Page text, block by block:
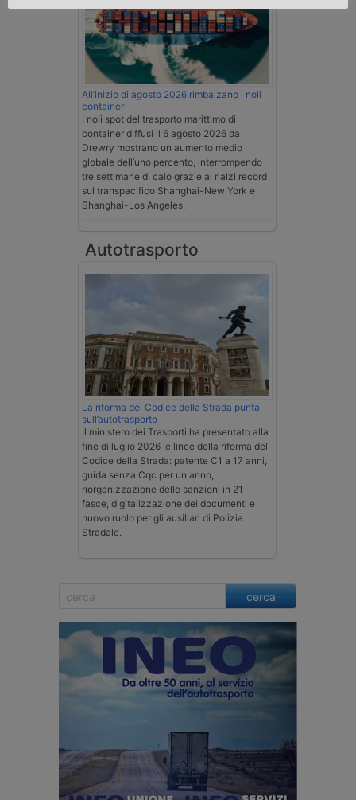
All’inizio di agosto 2026 rimbalzano i noli
container
I noli spot del trasporto marittimo di
container diffusi il 6 agosto 2026 da
Drewry mostrano un aumento medio
globale dell’uno percento, interrompendo
tre settimane di calo grazie ai rialzi record
sul transpacifico Shanghai-New York e
Shanghai-Los Angeles.
Autotrasporto
La riforma del Codice della Strada punta
sull’autotrasporto
Il ministero dei Trasporti ha presentato alla
fine di luglio 2026 le linee della riforma del
Codice della Strada: patente C1 a 17 anni,
guida senza Cqc per un anno,
riorganizzazione delle sanzioni in 21
fasce, digitalizzazione dei documenti e
nuovo ruolo per gli ausiliari di Polizia
Stradale.
cerca